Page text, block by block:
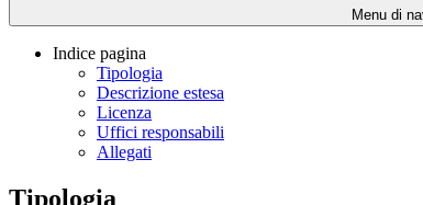
Menu di
Indice pagina
Tipologia
Descrizione estesa
Licenza
Uffici responsabili
Allegati
Tipologia